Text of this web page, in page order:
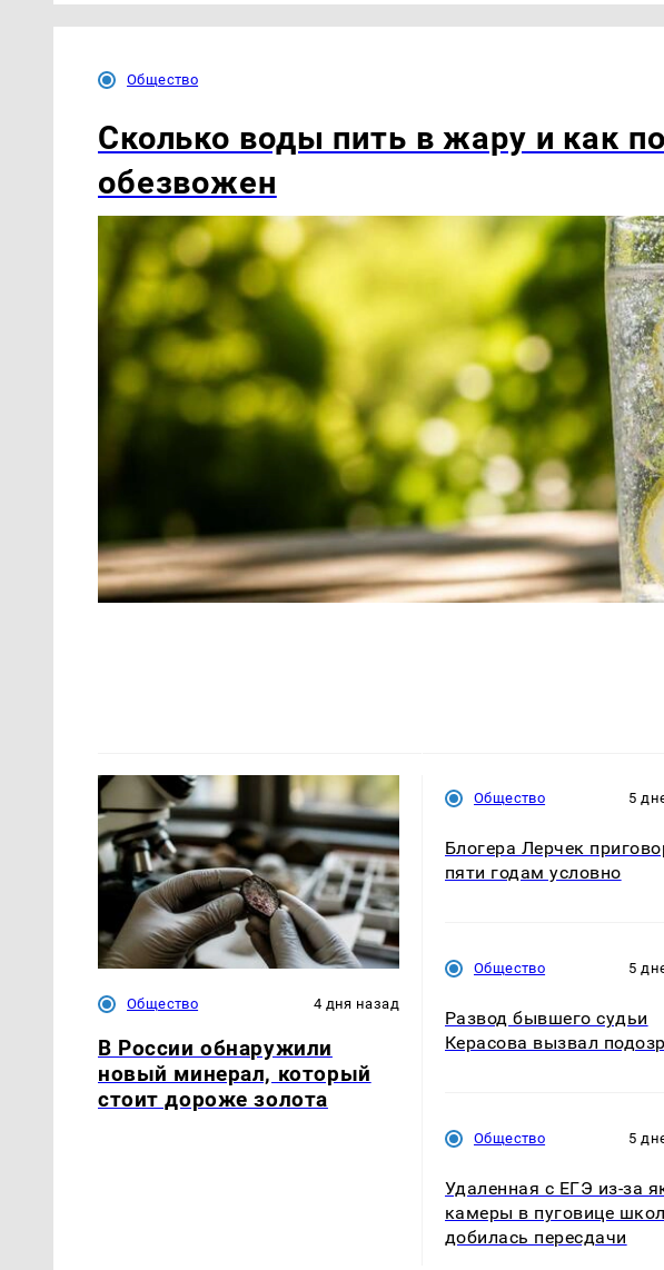
Общество
Сколько воды пить в жару и как
обезвожен
Общество 4 дня назад
В России обнаружили
новый минерал, который
стоит дороже золота
Общество 5
Блогера Лерчек
пяти годам условно
Общество 5
Развод бывшего судьи
Керасова вызвал
Общество 5
Удаленная с ЕГЭ из-за
камеры в пуговице
добилась пересдачи